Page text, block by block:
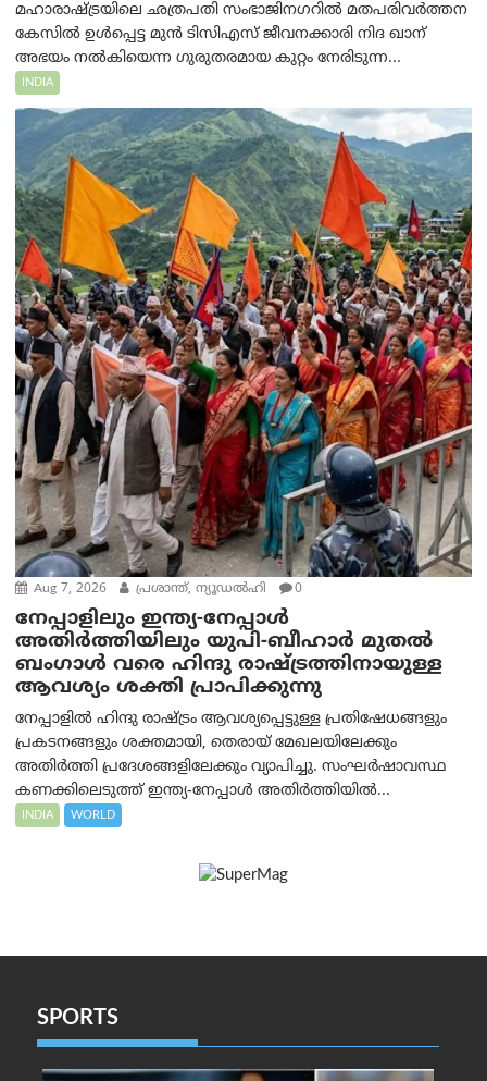
മഹാരാഷ്ട്രയിലെ ഛത്രപതി സംഭാജിനഗറിൽ മതപരിവർത്തന
കേസിൽ ഉൾപ്പെട്ട മുൻ ടിസിഎസ് ജീവനക്കാരി നിദ ഖാന്
അഭയം നൽകിയെന്ന ഗുരുതരമായ കുറ്റം നേരിടുന്ന...
INDIA
Aug 7, 2026 പ്രശാന്ത്, ന്യൂഡല്‍ഹി 0
നേപ്പാളിലും ഇന്ത്യ-നേപ്പാൾ
അതിർത്തിയിലും യുപി-ബീഹാർ മുതൽ
ബംഗാൾ വരെ ഹിന്ദു രാഷ്ട്രത്തിനായുള്ള
ആവശ്യം ശക്തി പ്രാപിക്കുന്നു
നേപ്പാളിൽ ഹിന്ദു രാഷ്ട്രം ആവശ്യപ്പെട്ടുള്ള പ്രതിഷേധങ്ങളും
പ്രകടനങ്ങളും ശക്തമായി, തെരായ് മേഖലയിലേക്കും
അതിർത്തി പ്രദേശങ്ങളിലേക്കും വ്യാപിച്ചു. സംഘർഷാവസ്ഥ
കണക്കിലെടുത്ത് ഇന്ത്യ-നേപ്പാൾ അതിർത്തിയിൽ...
INDIA WORLD
SPORTS